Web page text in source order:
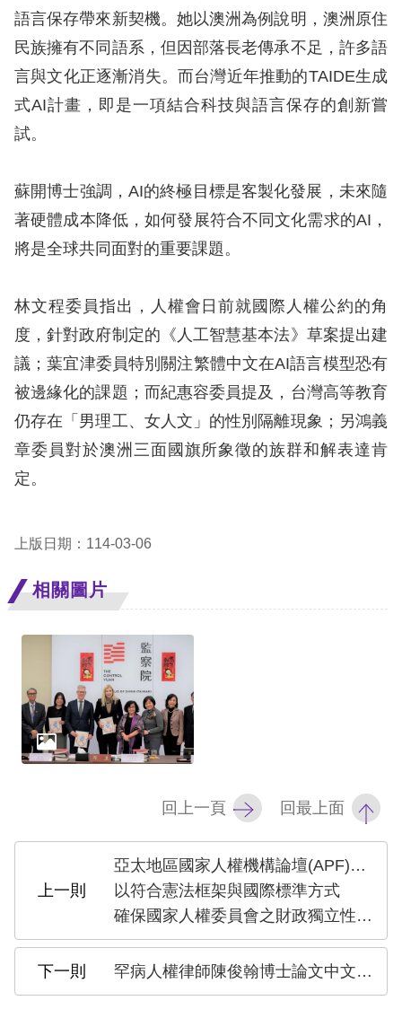
無
障
快
捷
選
擇
兒少版
回
首
頁
站
導
覽
站
安
全
隱
政
語言保存帶來新契機。她以澳洲為例說明，澳洲原住
民族擁有不同語系，但因部落長老傳承不足，許多語
言與文化正逐漸消失。而台灣近年推動的TAIDE生成
式AI計畫，即是一項結合科技與語言保存的創新嘗
試。
蘇開博士強調，AI的終極目標是客製化發展，未來隨
著硬體成本降低，如何發展符合不同文化需求的AI，
將是全球共同面對的重要課題。
林文程委員指出，人權會日前就國際人權公約的角
度，針對政府制定的《人工智慧基本法》草案提出建
議；葉宜津委員特別關注繁體中文在AI語言模型恐有
被邊緣化的課題；而紀惠容委員提及，台灣高等教育
仍存在「男理工、女人文」的性別隔離現象；另鴻義
章委員對於澳洲三面國旗所象徵的族群和解表達肯
定。
上版日期：114-03-06
相關圖片
回上一頁 回最上面
亞太地區國家人權機構論壇(APF)呼籲臺灣
以符合憲法框架與國際標準方式
確保國家人權委員會之財政獨立性及穩定運作
罕病人權律師陳俊翰博士論文中文譯作完成 身心障礙人權研究成果繼續推動台灣人權前進